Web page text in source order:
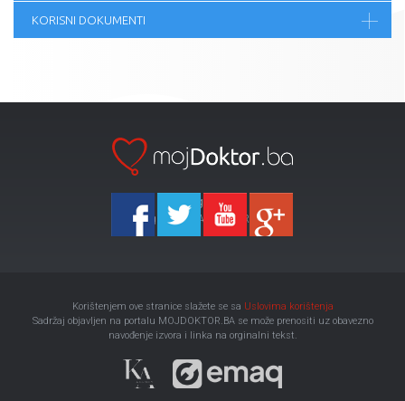
KORISNI DOKUMENTI
Ka-Agencija
Copyright 2026 All Right Reserved
Korištenjem ove stranice slažete se sa Uslovima korištenja
Sadržaj objavljen na portalu MOJDOKTOR.BA se može prenositi uz obavezno
navođenje izvora i linka na orginalni tekst.